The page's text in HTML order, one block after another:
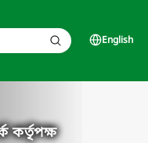
English
কর্তৃপক্ষ